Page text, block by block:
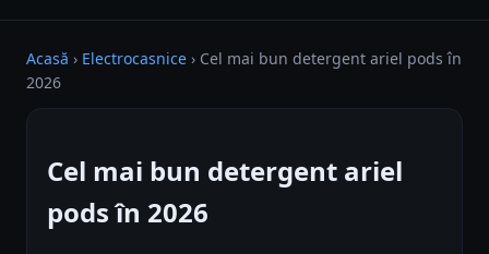
Acasă › Electrocasnice › Cel mai bun detergent ariel pods în
2026
Cel mai bun detergent ariel
pods în 2026